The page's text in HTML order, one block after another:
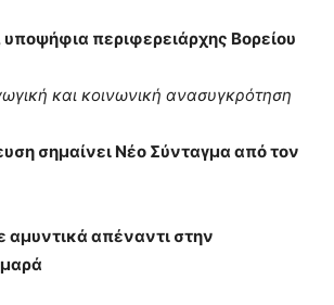
υποψήφια περιφερειάρχης Βορείου
και κοινωνική ανασυγκρότηση
σημαίνει Νέο Σύνταγμα από τον
αμυντικά απέναντι στην